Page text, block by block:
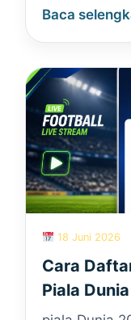
Baca
18 Juni 2026
Cara
Piala